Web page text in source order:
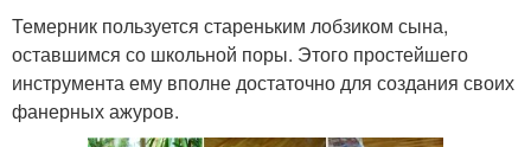
Темерник пользуется стареньким лобзиком сына,
оставшимся со школьной поры. Этого простейшего
инструмента ему вполне достаточно для создания своих
фанерных ажуров.